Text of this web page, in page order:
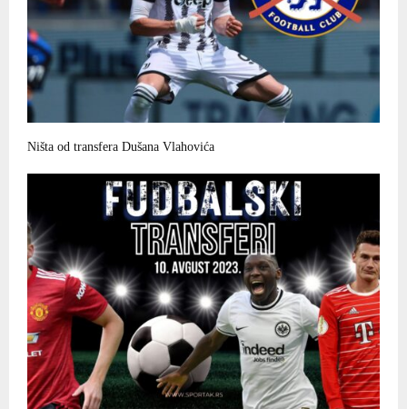
Ništa od transfera Dušana Vlahovića